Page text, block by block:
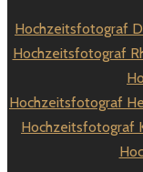
Hochzeitsfotograf
Hochzeitsfotograf
Hochzeitsfotograf
Hochzeitsfotograf